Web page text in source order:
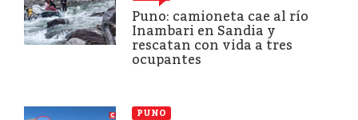
Puno: camioneta cae al río
Inambari en Sandia y
rescatan con vida a tres
ocupantes
PUNO